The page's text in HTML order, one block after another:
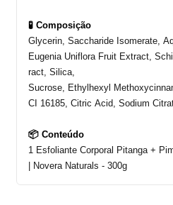
🧪 Composição
Glycerin Saccharide Isomerate ,
Eugenia Uniflora Fruit Extract
ract Silica
Sucrose,
Ethylhexyl
CI 16185, Citric Acid, Sodium
📦 Conteúdo
1 Esfoliante Corporal Pitanga +
Novera Naturals - 300g